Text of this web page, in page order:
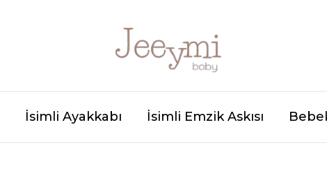
İsimli Ayakkabı İsimli Emzik Askısı